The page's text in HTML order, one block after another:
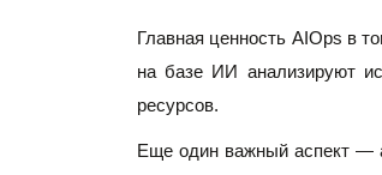
Главная ценность AIOps в
на базе ИИ анализируют
ресурсов.
Еще один важный аспект —